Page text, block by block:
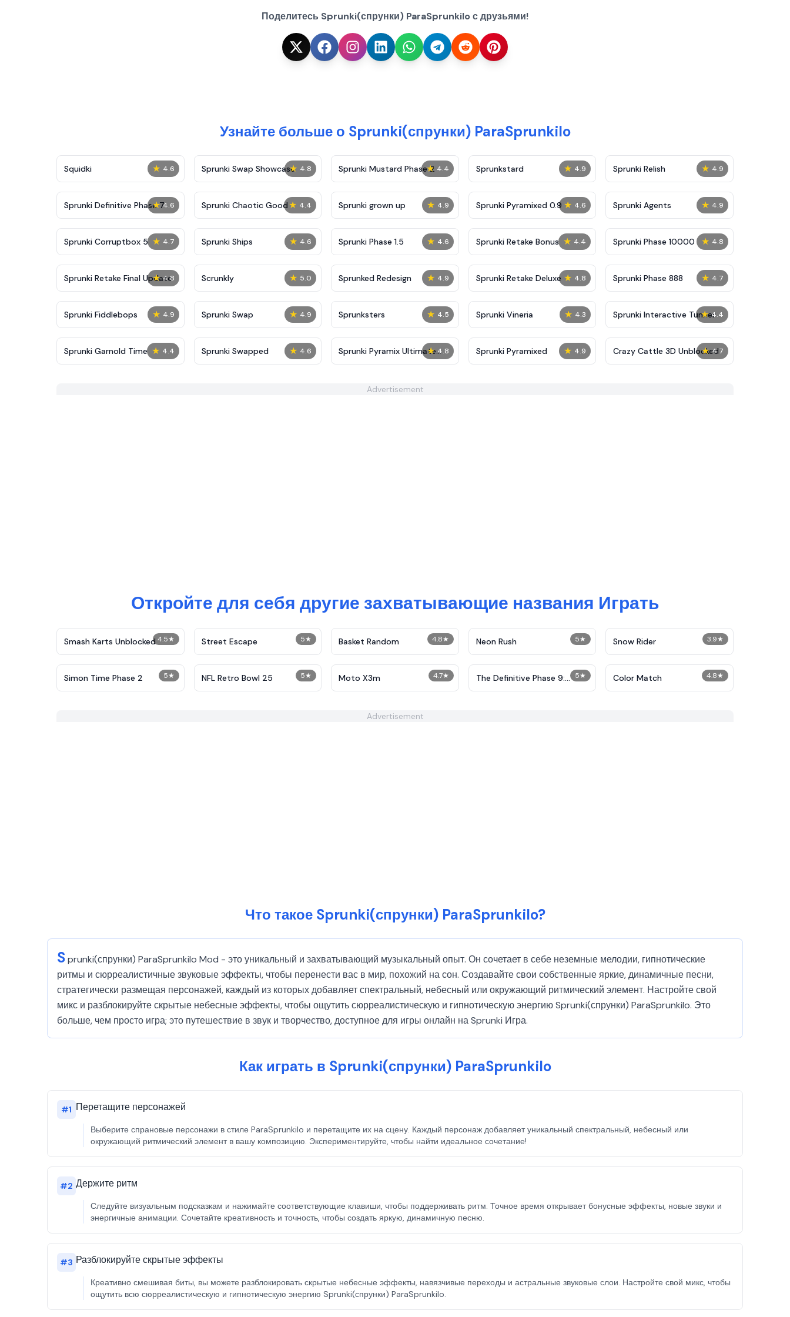
Поделитесь Sprunki(спрунки) ParaSprunkilo с друзьями!
Узнайте больше о Sprunki(спрунки) ParaSprunkilo
★ 4.6
Squidki ★ 4.8
Sprunki Swap Showcase ★ 4.4
Sprunki Mustard Phase 2 ★ 4.9
Sprunkstard ★ 4.9
Sprunki Relish
★ 4.6
Sprunki Definitive Phase 7 ★ 4.4
Sprunki Chaotic Good ★ 4.9
Sprunki grown up ★ 4.6
Sprunki Pyramixed 0.9 ★ 4.9
Sprunki Agents
★ 4.7
Sprunki Corruptbox 5 ★ 4.6
Sprunki Ships ★ 4.6
Sprunki Phase 1.5 ★ 4.4
Sprunki Retake Bonus ★ 4.8
Sprunki Phase 10000
★ 4.8
Sprunki Retake Final Update ★ 5.0
Scrunkly ★ 4.9
Sprunked Redesign ★ 4.8
Sprunki Retake Deluxe ★ 4.7
Sprunki Phase 888
★ 4.9
Sprunki Fiddlebops ★ 4.9
Sprunki Swap ★ 4.5
Sprunksters ★ 4.3
Sprunki Vineria ★ 4.4
Sprunki Interactive Tunner
★ 4.4
Sprunki Garnold Time ★ 4.6
Sprunki Swapped ★ 4.8
Sprunki Pyramix Ultimate
Port
★ 4.9
Sprunki Pyramixed ★ 4.7
Crazy Cattle 3D Unblocked
Advertisement
Откройте для себя другие захватывающие названия Играть
4.5★
Smash Karts Unblocked 5★
Street Escape 4.8★
Basket Random 5★
Neon Rush 3.9★
Snow Rider
5★
Simon Time Phase 2 5★
NFL Retro Bowl 25 4.7★
Moto X3m 5★
The Definitive Phase 9:
Demolition
4.8★
Color Match
Advertisement
Что такое Sprunki(спрунки) ParaSprunkilo?
Sprunki(спрунки) ParaSprunkilo Mod - это уникальный и захватывающий музыкальный опыт. Он сочетает в себе неземные мелодии, гипнотические
ритмы и сюрреалистичные звуковые эффекты, чтобы перенести вас в мир, похожий на сон. Создавайте свои собственные яркие, динамичные песни,
стратегически размещая персонажей, каждый из которых добавляет спектральный, небесный или окружающий ритмический элемент. Настройте свой
микс и разблокируйте скрытые небесные эффекты, чтобы ощутить сюрреалистическую и гипнотическую энергию Sprunki(спрунки) ParaSprunkilo. Это
больше, чем просто игра; это путешествие в звук и творчество, доступное для игры онлайн на Sprunki Игра.
Как играть в Sprunki(спрунки) ParaSprunkilo
#1 Перетащите персонажей
Выберите спрановые персонажи в стиле ParaSprunkilo и перетащите их на сцену. Каждый персонаж добавляет уникальный спектральный, небесный или
окружающий ритмический элемент в вашу композицию. Экспериментируйте, чтобы найти идеальное сочетание!
#2 Держите ритм
Следуйте визуальным подсказкам и нажимайте соответствующие клавиши, чтобы поддерживать ритм. Точное время открывает бонусные эффекты, новые звуки и
энергичные анимации. Сочетайте креативность и точность, чтобы создать яркую, динамичную песню.
#3 Разблокируйте скрытые эффекты
Креативно смешивая биты, вы можете разблокировать скрытые небесные эффекты, навязчивые переходы и астральные звуковые слои. Настройте свой микс, чтобы
ощутить всю сюрреалистическую и гипнотическую энергию Sprunki(спрунки) ParaSprunkilo.